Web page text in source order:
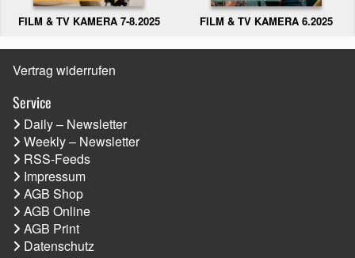
FILM & TV KAMERA 7-8.2025 FILM & TV KAMERA 6.2025
Vertrag widerrufen
Service
Daily – Newsletter
Weekly – Newsletter
RSS-Feeds
Impressum
AGB Shop
AGB Online
AGB Print
Datenschutz